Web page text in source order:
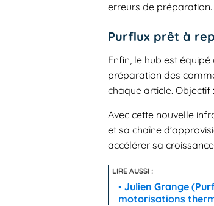
erreurs de préparation.
Purflux prêt à
Enfin, le hub est
préparation des
chaque article. Objectif
Avec cette nouvelle
et sa chaîne
accélérer sa
Julien Grange
motorisations